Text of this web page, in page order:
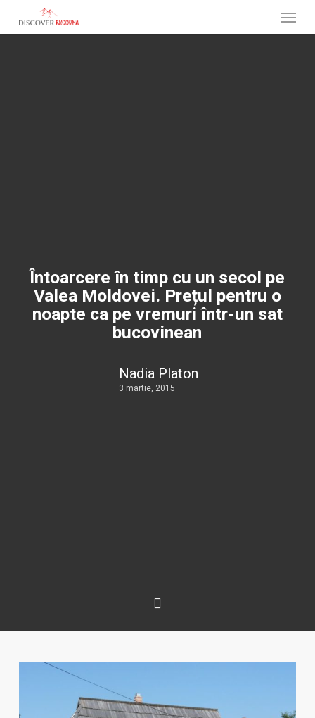
Întoarcere în timp cu un secol pe
Valea Moldovei. Prețul pentru o
noapte ca pe vremuri într-un sat
bucovinean
Nadia Platon
3 martie, 2015